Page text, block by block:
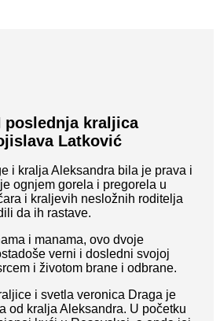
poslednja kraljica
Latković
i kralja Aleksandra bila je prava i
ognjem gorela i pregorela u
i kraljevih nesložnih roditelja
da ih rastave.
i manama, ovo dvoje
verni i dosledni svojoj
i životom brane i odbrane.
i svetla veronica Draga je
od kralja Aleksandra. U početku